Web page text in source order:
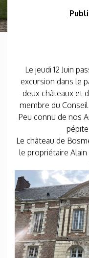
Le jeudi 12 Juin
excursion dans le
deux châteaux et
membre du
Peu connu de nos
Le château de
le propriétaire